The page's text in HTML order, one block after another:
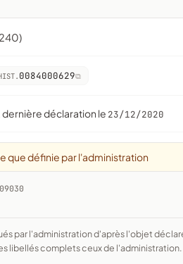
0084000629
dernière déclaration le 23/12/2020
que définie par l'administration
libellés complets ceux de l'administration.